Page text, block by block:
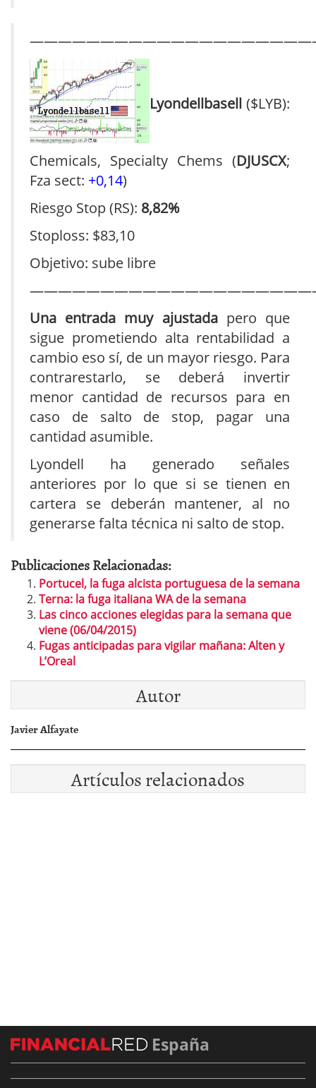
Lyondellbasell ($LYB):
Chemicals, Specialty Chems (DJUSCX;
Fza sect: +0,14)
Riesgo Stop (RS): 8,82%
Stoploss: $83,10
Objetivo: sube libre
Una entrada muy ajustadapero que
sigue prometiendo alta rentabilidad a
cambio eso sí, de un mayor riesgo. Para
contrarestarlo, se deberá invertir
menor cantidad de recursos para en
caso de salto de stop, pagar una
cantidad asumible.
Lyondell ha generado señales
anteriores por lo que si se tienen en
cartera se deberán mantener, al no
generarse falta técnica ni salto de stop.
Publicaciones Relacionadas:
Portucel, la fuga alcista portuguesa de la semana
Terna: la fuga italiana WA de la semana
Las cinco acciones elegidas para la semana que
viene (06/04/2015)
Fugas anticipadas para vigilar mañana: Alten y
L’Oreal
Autor
Javier Alfayate
Artículos relacionados
España